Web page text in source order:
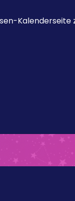
Kalenderseite